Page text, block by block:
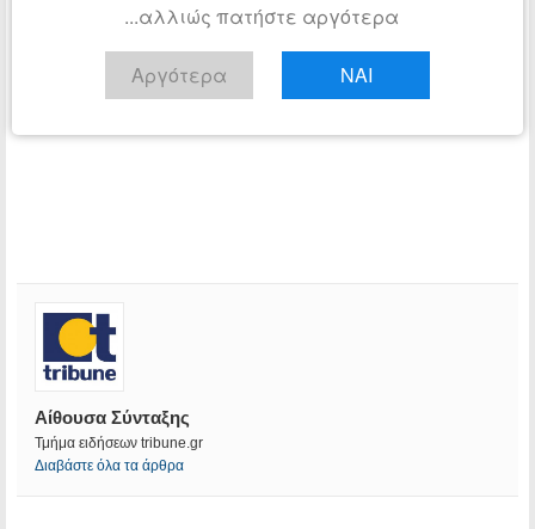
Αίθουσα Σύνταξης
Τμήμα ειδήσεων tribune.gr
Διαβάστε όλα τα άρθρα
...αλλιώς πατήστε αργότερα
Αργότερα ΝΑΙ